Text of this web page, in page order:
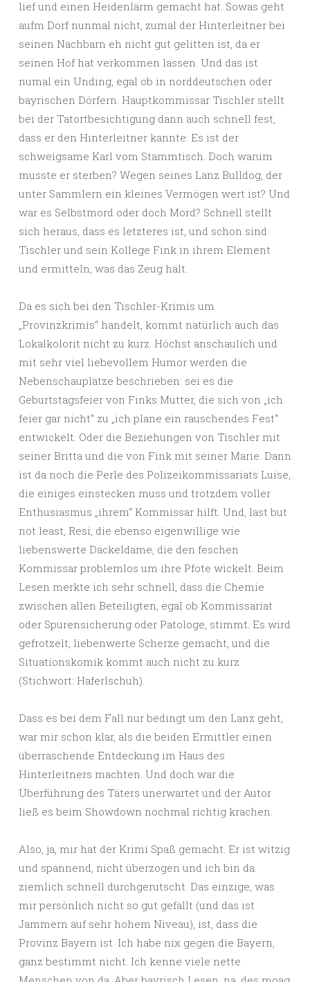
lief und einen Heidenlärm gemacht hat. Sowas geht
aufm Dorf nunmal nicht, zumal der Hinterleitner bei
seinen Nachbarn eh nicht gut gelitten ist, da er
seinen Hof hat verkommen lassen. Und das ist
numal ein Unding, egal ob in norddeutschen oder
bayrischen Dörfern. Hauptkommissar Tischler stellt
bei der Tatortbesichtigung dann auch schnell fest,
dass er den Hinterleitner kannte: Es ist der
schweigsame Karl vom Stammtisch. Doch warum
musste er sterben? Wegen seines Lanz Bulldog, der
unter Sammlern ein kleines Vermögen wert ist? Und
war es Selbstmord oder doch Mord? Schnell stellt
sich heraus, dass es letzteres ist, und schon sind
Tischler und sein Kollege Fink in ihrem Element
und ermitteln, was das Zeug hält.
Da es sich bei den Tischler-Krimis um
„Provinzkrimis“ handelt, kommt natürlich auch das
Lokalkolorit nicht zu kurz. Höchst anschaulich und
mit sehr viel liebevollem Humor werden die
Nebenschauplätze beschrieben: sei es die
Geburtstagsfeier von Finks Mutter, die sich von „ich
feier gar nicht“ zu „ich plane ein rauschendes Fest“
entwickelt. Oder die Beziehungen von Tischler mit
seiner Britta und die von Fink mit seiner Marie. Dann
ist da noch die Perle des Polizeikommissariats Luise,
die einiges einstecken muss und trotzdem voller
Enthusiasmus „ihrem“ Kommissar hilft. Und, last but
not least, Resi, die ebenso eigenwillige wie
liebenswerte Dackeldame, die den feschen
Kommissar problemlos um ihre Pfote wickelt. Beim
Lesen merkte ich sehr schnell, dass die Chemie
zwischen allen Beteiligten, egal ob Kommissariat
oder Spurensicherung oder Patologe, stimmt. Es wird
gefrotzelt, liebenwerte Scherze gemacht, und die
Situationskomik kommt auch nicht zu kurz
(Stichwort: Haferlschuh).
Dass es bei dem Fall nur bedingt um den Lanz geht,
war mir schon klar, als die beiden Ermittler einen
überraschende Entdeckung im Haus des
Hinterleitners machten. Und doch war die
Überführung des Täters unerwartet und der Autor
ließ es beim Showdown nochmal richtig krachen.
Also, ja, mir hat der Krimi Spaß gemacht. Er ist witzig
und spannend, nicht überzogen und ich bin da
ziemlich schnell durchgerutscht. Das einzige, was
mir persönlich nicht so gut gefällt (und das ist
Jammern auf sehr hohem Niveau), ist, dass die
Provinz Bayern ist. Ich habe nix gegen die Bayern,
ganz bestimmt nicht. Ich kenne viele nette